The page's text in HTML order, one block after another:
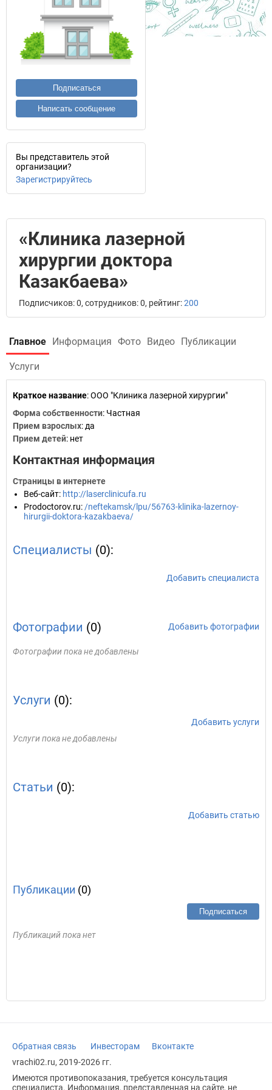
Подписаться
Написать сообщение
Вы представитель этой
организации?
Зарегистрируйтесь
«Клиника лазерной
хирургии доктора
Казакбаева»
Подписчиков: 0, сотрудников: 0, рейтинг:200
Главное Информация Фото Видео Публикации
Услуги
Краткое название:ООО "Клиника лазерной хирургии"
Форма собственности: Частная
Прием взрослых: да
Прием детей: нет
Контактная информация
Страницы в интернете
Веб-сайт: http://laserclinicufa.ru
Prodoctorov.ru: /neftekamsk/lpu/56763-klinika-lazernoy-
hirurgii-doktora-kazakbaeva/
Специалисты (0):
Добавить специалиста
Фотографии (0) Добавить фотографии
Фотографии пока не добавлены
Услуги (0):
Добавить услуги
Услуги пока не добавлены
Статьи (0):
Добавить статью
Публикации (0)
Подписаться
Публикаций пока нет
Обратная связь Инвесторам
Вконтакте
vrachi02.ru, 2019-2026 гг.
Имеются противопоказания, требуется консультация
специалиста. Информация, представленная на сайте, не